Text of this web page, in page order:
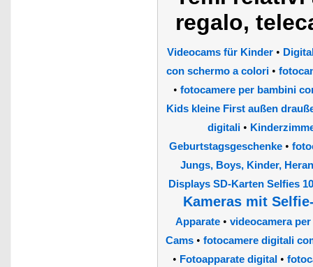
regalo,
Videocams für Kinder•
con schermo a colori •
• fotocamere per bambini
Kids kleine First außen
digitali•
Geburtstagsgeschenke •
Jungs, Boys, Kinder,
Displays SD-Karten Selfies
Kameras mit
Apparate• videocamera
Cams • fotocamere digitali
• Fotoapparate digital•